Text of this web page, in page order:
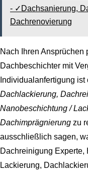
- ✓Dachsanierung,
Dachrenovierung
Nach Ihren
Dachbeschichter mit
Individualanfertigung
Dachlackierung,
Nanobeschichtung /
Dachimprägnierung zu
ausschließlich sagen,
Dachreinigung
Lackierung,